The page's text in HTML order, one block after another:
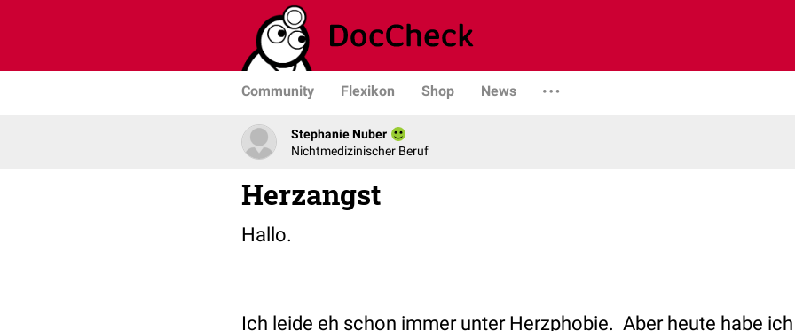
Community Flexikon Shop News
Stephanie Nuber
Nichtmedizinischer Beruf
Herzangst
Hallo.
Ich leide eh schon immer unter Herzphobie. Aber heute habe